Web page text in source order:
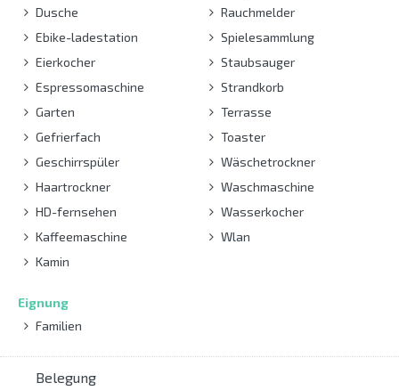
Dusche
Ebike-ladestation
Eierkocher
Espressomaschine
Garten
Gefrierfach
Geschirrspüler
Haartrockner
HD-fernsehen
Kaffeemaschine
Kamin
Rauchmelder
Spielesammlung
Staubsauger
Strandkorb
Terrasse
Toaster
Wäschetrockner
Waschmaschine
Wasserkocher
Wlan
Eignung
Familien
Belegung